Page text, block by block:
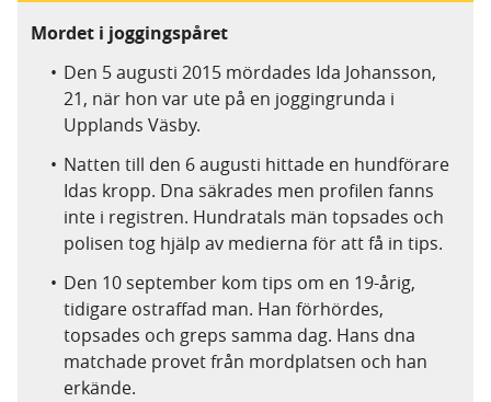
Mordet i joggingspåret
Den 5 augusti 2015 mördades Ida Johansson,
21, när hon var ute på en joggingrunda i
Upplands Väsby.
Natten till den 6 augusti hittade en hundförare
Idas kropp. Dna säkrades men profilen fanns
inte i registren. Hundratals män topsades och
polisen tog hjälp av medierna för att få in tips.
Den 10 september kom tips om en 19-årig,
tidigare ostraffad man. Han förhördes,
topsades och greps samma dag. Hans dna
matchade provet från mordplatsen och han
erkände.